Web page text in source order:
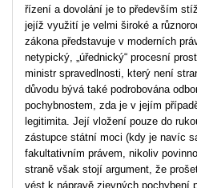
řízení a dovolání je to především
jejíž využití je velmi široké a
zákona představuje v moderních
netypický, „úřednický“ procesní
ministr spravedlnosti, který není
důvodu bývá také podrobována
pochybnostem, zda je v jejím
legitimita. Její vložení pouze do
zástupce státní moci (kdy je navíc
fakultativním právem, nikoliv
straně však stojí argument, že
vést k nápravě zjevných pochybení